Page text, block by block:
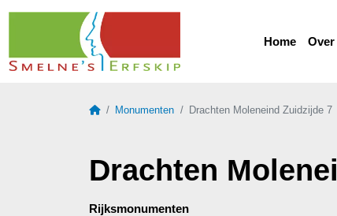
Home
HomeMonumenten Drachten Moleneind Zuidzijde 7
Drachten
Rijksmonumenten